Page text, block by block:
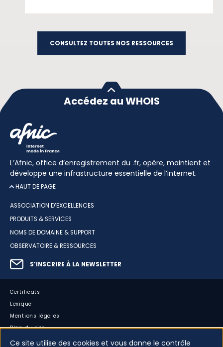
CONSULTEZ TOUTES NOS RESSOURCES
Accédez au WHOIS
L’Afnic, office d’enregistrement du .fr, opère, maintient et
développe une infrastructure essentielle de l’internet.
HAUT DE PAGE
ASSOCIATION D’EXCELLENCES
PRODUITS & SERVICES
NOMS DE DOMAINE & SUPPORT
OBSERVATOIRE & RESSOURCES
S’INSCRIRE À LA NEWSLETTER
Certificats
Lexique
Mentions légales
Plan du site
Accessibilité : partiellement conforme
Ce site utilise des cookies et vous donne le contrôle